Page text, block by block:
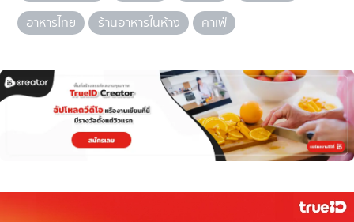
อาหารไทย
ร้านอาหารในห้าง คาเฟ่